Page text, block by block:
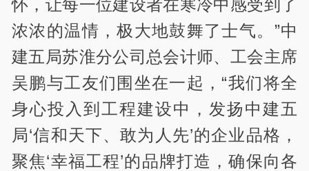
怀，让每一位建设者在寒冷中感受到了
浓浓的温情，极大地鼓舞了士气。”中
建五局苏淮分公司总会计师、工会主席
吴鹏与工友们围坐在一起，“我们将全
身心投入到工程建设中，发扬中建五
局‘信和天下、敢为人先’的企业品格，
聚焦‘幸福工程’的品牌打造，确保向各